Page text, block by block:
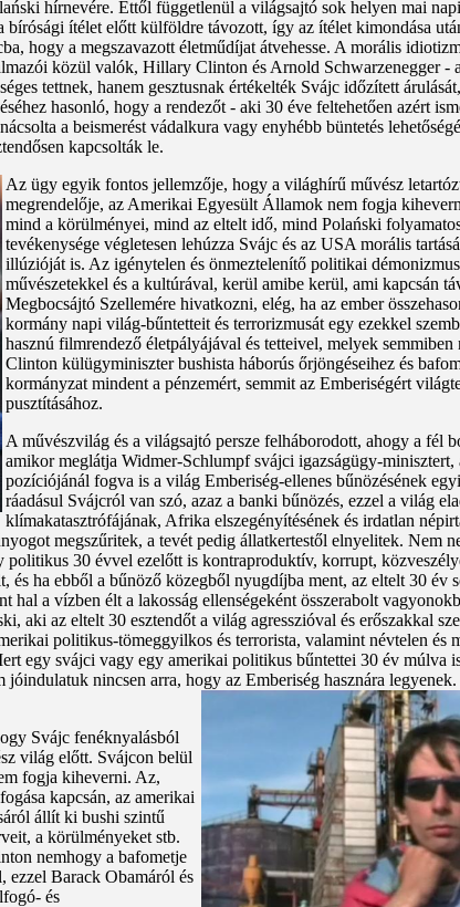
hírnevére. Ettől függetlenül a világsajtó sok helyen mai
ítélet előtt külföldre távozott, így az ítélet kimondása
hogy a megszavazott életműdíjat átvehesse. A morális
közül valók, Hillary Clinton és Arnold Schwarzenegger -
tettnek, hanem gesztusnak értékelték Svájc időzített
hasonló, hogy a rendezőt - aki 30 éve feltehetően azért
a beismerést vádalkura vagy enyhébb büntetés
kapcsolták le.
Az ügy egyik fontos jellemzője, hogy a világhírű művész
megrendelője, az Amerikai Egyesült Államok nem fogja
mind a körülményei, mind az eltelt idő, mind Polański
tevékenysége végletesen lehúzza Svájc és az USA morális
illúzióját is. Az igénytelen és önmeztelenítő politikai démonizmus
művészetekkel és a kultúrával, kerül amibe kerül, ami kapcsán
Megbocsájtó Szellemére hivatkozni, elég, ha az ember
kormány napi világ-bűntetteit és terrorizmusát egy ezekkel
hasznú filmrendező életpályájával és tetteivel, melyek
Clinton külügyminiszter bushista háborús őrjöngéseihez és
kormányzat mindent a pénzemért, semmit az Emberiségért
pusztításához.
A művészvilág és a világsajtó persze felháborodott, ahogy a fél
amikor meglátja Widmer-Schlumpf svájci igazságügy-
pozíciójánál fogva is a világ Emberiség-ellenes bűnözésének
ráadásul Svájcról van szó, azaz a banki bűnözés, ezzel a világ
klímakatasztrófájának, Afrika elszegényítésének és irdatlan
megszűritek, a tevét pedig állatkertestől elnyelitek. Nem
30 évvel ezelőtt is kontraproduktív, korrupt,
ha ebből a bűnöző közegből nyugdíjba ment, az eltelt 30 év
hal a vízben élt a lakosság ellenségeként összerabolt
aki az eltelt 30 esztendőt a világ agresszióval és erőszakkal
politikus-tömeggyilkos és terrorista, valamint névtelen és
egy svájci vagy egy amerikai politikus bűntettei 30 év múlva
jóindulatuk nincsen arra, hogy az Emberiség hasznára
Svájc fenéknyalásból
világ előtt. Svájcon belül
fogja kiheverni. Az,
kapcsán, az amerikai
állít ki bushi szintű
a körülményeket stb.
nemhogy a bafometje
ezzel Barack Obamáról és
és